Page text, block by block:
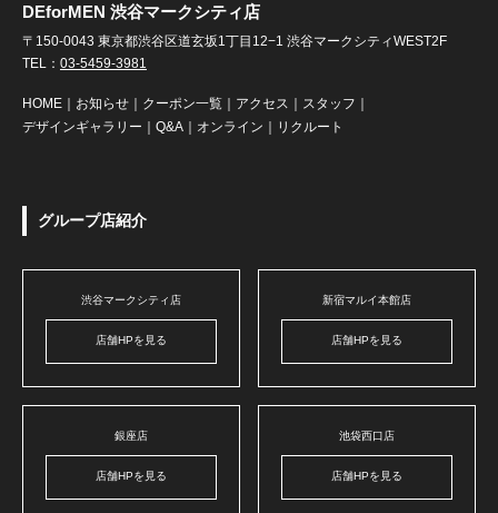
DEforMEN 渋谷マークシティ店
〒150-0043 東京都渋谷区道玄坂1丁目12−1 渋谷マークシティWEST2F
TEL： 03-5459-3981
HOME お知らせ クーポン一覧 アクセス スタッフ
デザインギャラリー
Q&A オンライン リクルート
グループ店紹介
渋谷マークシティ店
店舗HPを見る
新宿マルイ本館店
店舗HPを見る
銀座店
店舗HPを見る
池袋西口店
店舗HPを見る